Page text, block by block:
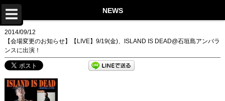
NEWS
2014/09/12
【会場変更のお知らせ】【LIVE】9/19(金)、ISLAND IS DEAD@石垣島アンバラ
ンスに出演！
NEWS
LIVE
DISCOGRAPHY
VIDEO